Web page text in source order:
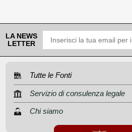
LA NEWS
LETTER
Tutte le Fonti
Servizio di consulenza legale
Chi siamo